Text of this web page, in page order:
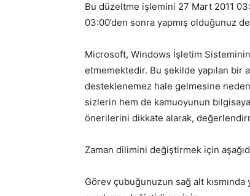
Bu düzeltme işlemini 27 Mart 2011
03:00’den sonra yapmış olduğunuz
Microsoft, Windows İşletim
etmemektedir. Bu şekilde yapılan bir
desteklenemez hale gelmesine neden
sizlerin hem de kamuoyunun
önerilerini dikkate alarak,
Zaman dilimini değiştirmek için
Görev çubuğunuzun sağ alt